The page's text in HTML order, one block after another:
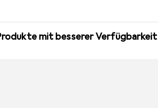
mit besserer Verfügbarkeit